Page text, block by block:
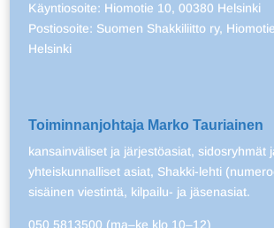
Käyntiosoite: Hiomotie 10, 00380 Helsinki
Postiosoite: Suomen Shakkiliitto ry,
Helsinki
Toiminnanjohtaja Marko Tauriainen
kansainväliset ja järjestöasiat, sidosryhmät
yhteiskunnalliset asiat, Shakki-lehti
sisäinen viestintä, kilpailu- ja jäsenasiat.
050 5813500 (ma–ke klo 10–12)